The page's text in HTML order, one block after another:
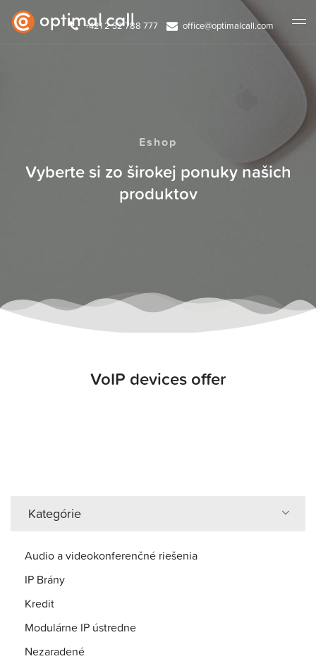
+421 2 32 788 777 office@optimalcall.com
Eshop
Vyberte si zo širokej ponuky našich
produktov
VoIP devices offer
Kategórie
Audio a videokonferenčné riešenia
IP Brány
Kredit
Modulárne IP ústredne
Nezaradené